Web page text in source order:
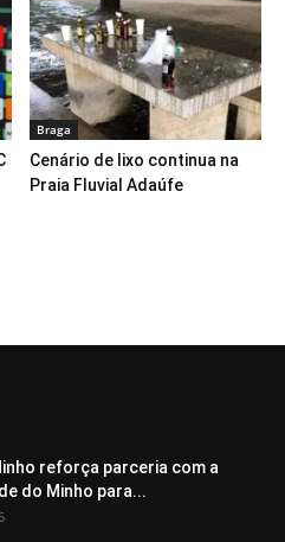
Braga
Cenário de lixo continua na
Praia Fluvial Adaúfe
reforça parceria com a
do Minho para...